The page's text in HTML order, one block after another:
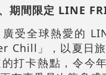
期間限定 LINE
受全球熱愛的
Chill」，以夏日旅
打卡熱點，令今